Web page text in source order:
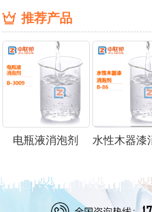
推荐产品
电瓶液消泡剂